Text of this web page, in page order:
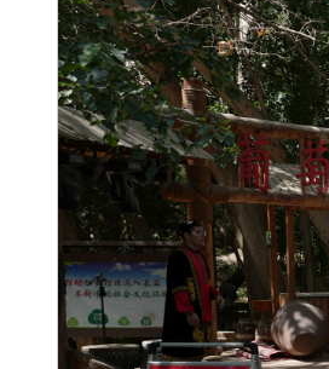
社会公益事业建设
行政执法（事前公示）
行政执法（事后公布）